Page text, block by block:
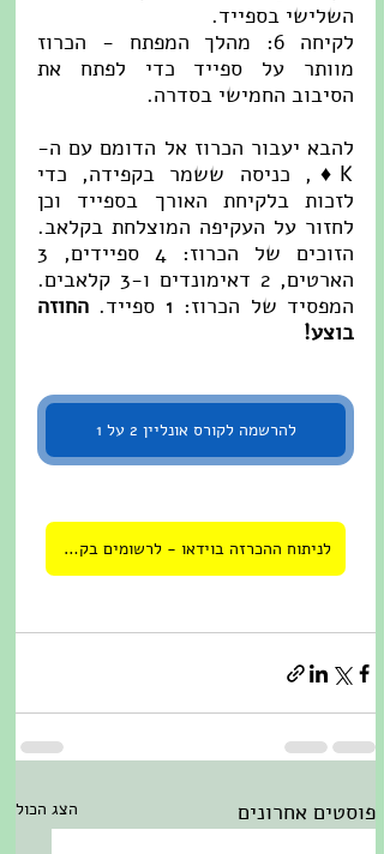
השלישי בספייד.
הסיבוב החמישי בסדרה.
המפסיד של הכרוז: 1 ספייד.
בוצע!
להרשמה לקורס אונליין 2 על 1
לניתוח ההכרזה בוידאו - לרשומים בקורס
פוסטים אחרונים הצג הכול